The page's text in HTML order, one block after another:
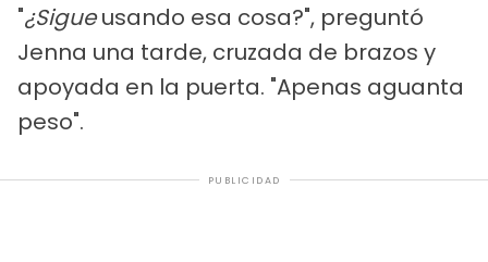
"¿Sigueusando esa cosa?", preguntó
Jenna una tarde, cruzada de brazos y
apoyada en la puerta. "Apenas aguanta
peso".
PUBLICIDAD